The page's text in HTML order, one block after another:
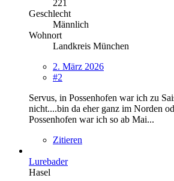
221
Geschlecht
Männlich
Wohnort
Landkreis München
2. März 2026
#2
Servus, in Possenhofen war ich zu
nicht....bin da eher ganz im Norden
Possenhofen war ich so ab Mai...
Zitieren
Lurebader
Hasel